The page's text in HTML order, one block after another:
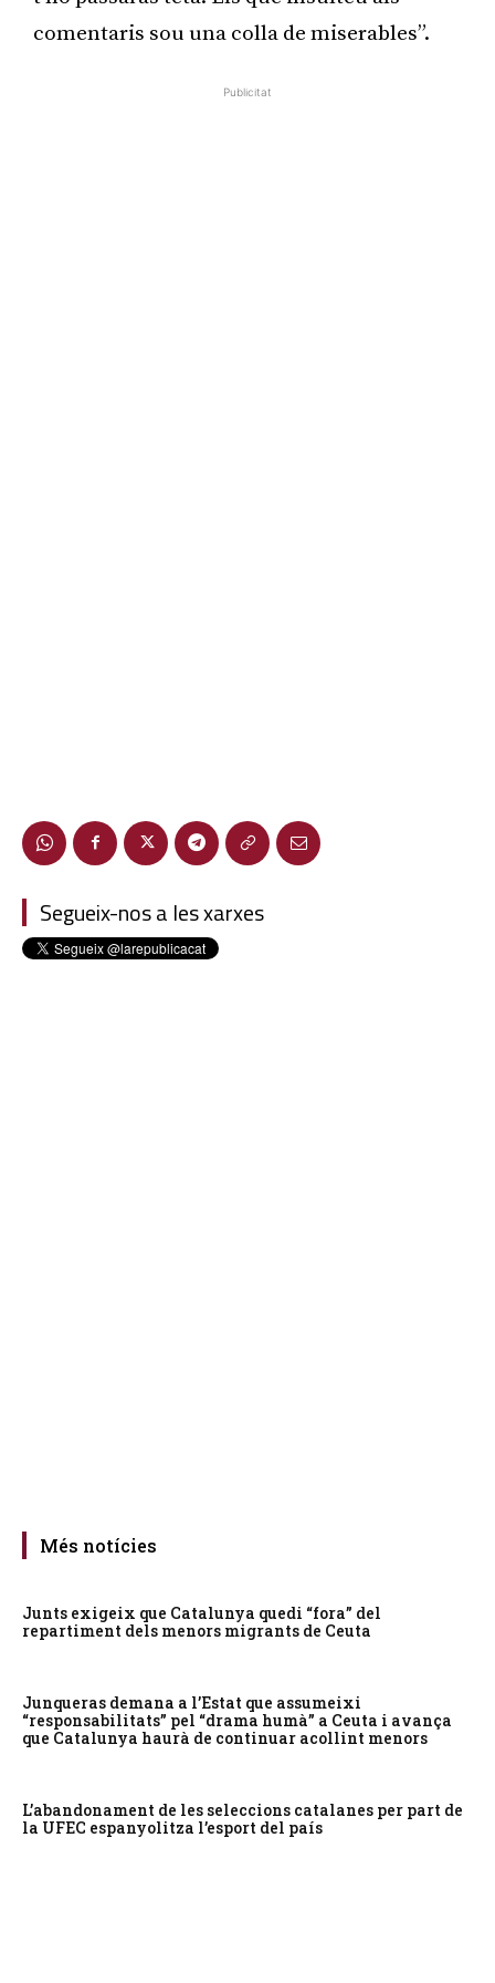
comentaris sou una colla de miserables”.
Publicitat
Segueix-nos a les xarxes
Més notícies
Junts exigeix que Catalunya quedi “fora” del
repartiment dels menors migrants de Ceuta
Junqueras demana a l’Estat que assumeixi
“responsabilitats” pel “drama humà” a Ceuta i avança
que Catalunya haurà de continuar acollint menors
L’abandonament de les seleccions catalanes per part de
la UFEC espanyolitza l’esport del país